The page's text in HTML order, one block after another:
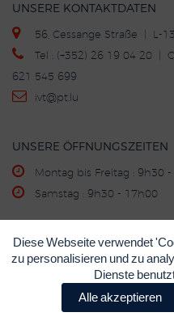
UNSERE KONTAKTDATEN
56, Cessange Straße | L-
Tel : (+352) 26 19 04 20 |
621 545 699
ivt@pt.lu
UNSERE ÖFFNUNGSZEITEN
Montag bis Freitag : 9h30
Samstag : 9h30 - 17h00
KAUF - VERKAUF -
Impressum
Cookie-
Diese Webseite verwendet
zu personalisieren und zu
Dienste
Alle akzeptieren